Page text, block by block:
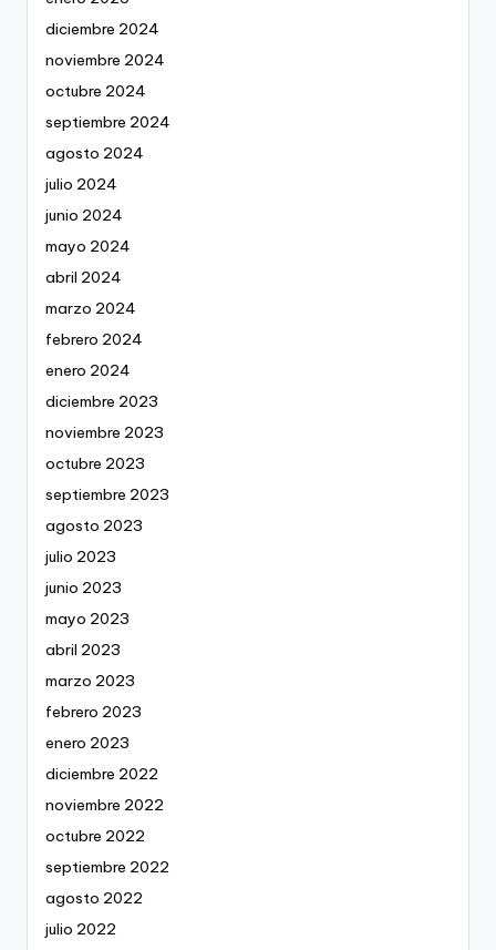
diciembre 2024
noviembre 2024
octubre 2024
septiembre 2024
agosto 2024
julio 2024
junio 2024
mayo 2024
abril 2024
marzo 2024
febrero 2024
enero 2024
diciembre 2023
noviembre 2023
octubre 2023
septiembre 2023
agosto 2023
julio 2023
junio 2023
mayo 2023
abril 2023
marzo 2023
febrero 2023
enero 2023
diciembre 2022
noviembre 2022
octubre 2022
septiembre 2022
agosto 2022
julio 2022